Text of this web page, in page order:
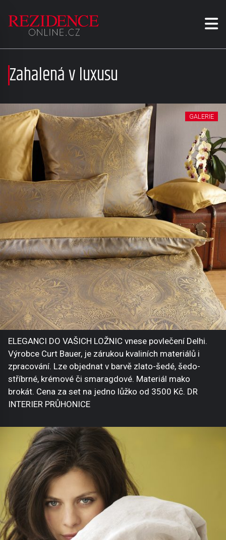
Zahalená v luxusu
GALERIE
ELEGANCI DO VAŠICH LOŽNIC vnese povlečení Delhi.
Výrobce Curt Bauer, je zárukou kvaliních materiálů i
zpracování. Lze objednat v barvě zlato-šedé, šedo-
stříbrné, krémové či smaragdové. Materiál mako
brokát. Cena za set na jedno lůžko od 3500 Kč. DR
INTERIER PRŮHONICE